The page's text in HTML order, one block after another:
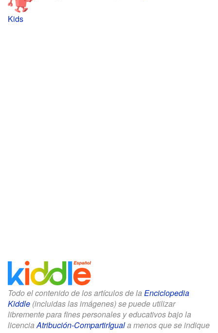
Kids
Todo el contenido de los artículos de la Enciclopedia
Kiddle (incluidas las imágenes) se puede utilizar
libremente para fines personales y educativos bajo la
licenciaAtribución-CompartirIguala menos que se indique